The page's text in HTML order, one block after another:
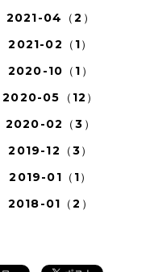
2021-04（2）
2021-02（1）
2020-10（1）
2020-05（12）
2020-02（3）
2019-12（3）
2019-01（1）
2018-01（2）